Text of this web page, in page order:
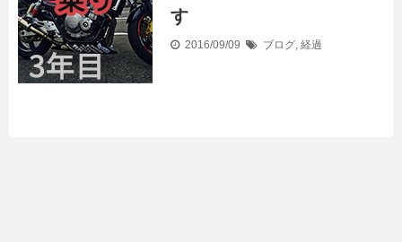
す
2016/09/09 ブログ, 経過